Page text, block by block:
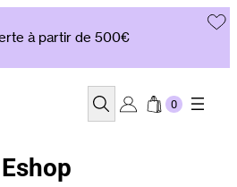
à partir de 500€
Recherche
Eshop